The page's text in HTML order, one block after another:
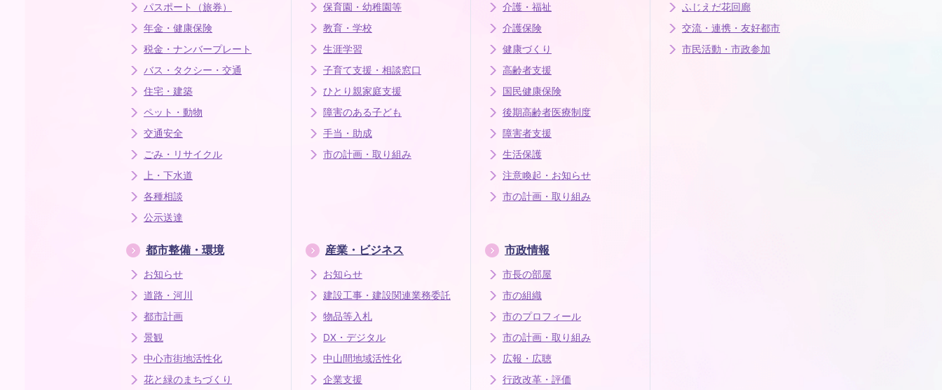
パスポート（旅券）
年金・健康保険
税金・ナンバープレート
バス・タクシー・交通
住宅・建築
ペット・動物
交通安全
ごみ・リサイクル
上・下水道
各種相談
公示送達
保育園・幼稚園等
教育・学校
生涯学習
子育て支援・相談窓口
ひとり親家庭支援
障害のある子ども
手当・助成
市の計画・取り組み
介護・福祉
介護保険
健康づくり
高齢者支援
国民健康保険
後期高齢者医療制度
障害者支援
生活保護
注意喚起・お知らせ
市の計画・取り組み
ふじえだ花回廊
交流・連携・友好都市
市民活動・市政参加
都市整備・環境
お知らせ
道路・河川
都市計画
景観
中心市街地活性化
花と緑のまちづくり
産業・ビジネス
お知らせ
建設工事・建設関連業務委託
物品等入札
DX・デジタル
中山間地域活性化
企業支援
市政情報
市長の部屋
市の組織
市のプロフィール
市の計画・取り組み
広報・広聴
行政改革・評価